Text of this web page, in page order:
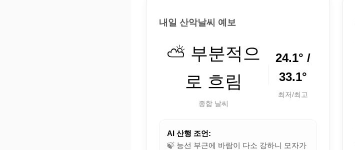
내일 산악날씨 예보
⛅ 부분적으
로 흐림
종합 날씨
24.1° /
33.1°
최저/최고
AI 산행 조언:
🍃 능선 부근에 바람이 다소 강하니 모자가